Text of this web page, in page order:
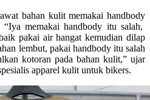
bahan kulit memakai handbody
“Iya memakai handbody itu salah,
pakai air hangat kemudian dilap
lembut, pakai handbody itu salah
kotoran pada bahan kulit,” ujar
apparel kulit untuk bikers.